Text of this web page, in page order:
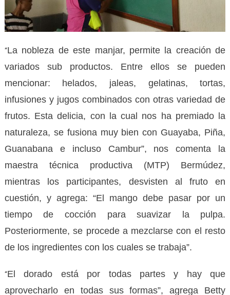
“La nobleza de este manjar, permite la creación de
variados sub productos. Entre ellos se pueden
mencionar: helados, jaleas, gelatinas, tortas,
infusiones y jugos combinados con otras variedad de
frutos. Esta delicia, con la cual nos ha premiado la
naturaleza, se fusiona muy bien con Guayaba, Piña,
Guanabana e incluso Cambur”, nos comenta la
maestra técnica productiva (MTP) Bermúdez,
mientras los participantes, desvisten al fruto en
cuestión, y agrega: “El mango debe pasar por un
tiempo de cocción para suavizar la pulpa.
Posteriormente, se procede a mezclarse con el resto
de los ingredientes con los cuales se trabaja”.
“El dorado está por todas partes y hay que
aprovecharlo en todas sus formas”, agrega Betty